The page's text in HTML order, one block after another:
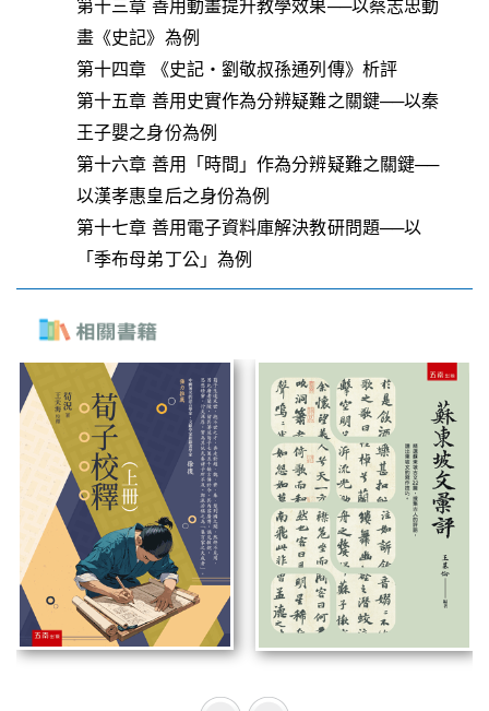
第十三章 善用動畫提升教學效果──以蔡志忠動
畫《史記》為例
第十四章 《史記‧劉敬叔孫通列傳》析評
第十五章 善用史實作為分辨疑難之關鍵──以秦
王子嬰之身份為例
第十六章 善用「時間」作為分辨疑難之關鍵──
以漢孝惠皇后之身份為例
第十七章 善用電子資料庫解決教研問題──以
「季布母弟丁公」為例